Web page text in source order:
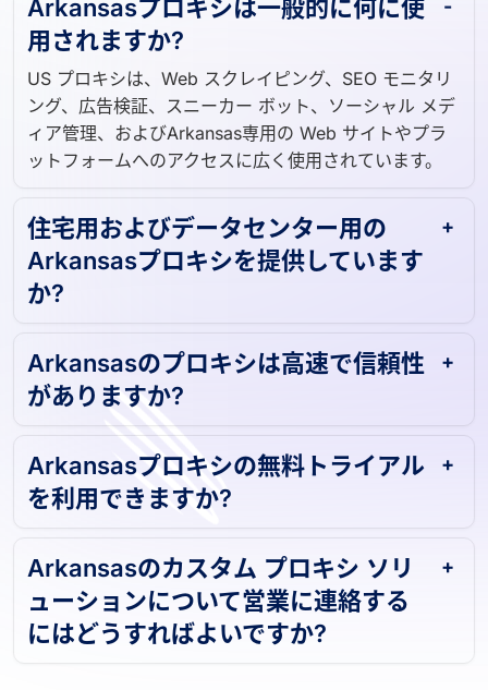
Arkansasプロキシは一般的に何に使
用されますか?
US プロキシは、Web スクレイピング、SEO モニタリ
ング、広告検証、スニーカー ボット、ソーシャル メデ
ィア管理、およびArkansas専用の Web サイトやプラ
ットフォームへのアクセスに広く使用されています。
住宅用およびデータセンター用の
Arkansasプロキシを提供しています
か?
Arkansasのプロキシは高速で信頼性
がありますか?
Arkansasプロキシの無料トライアル
を利用できますか?
Arkansasのカスタム プロキシ ソリ
ューションについて営業に連絡する
にはどうすればよいですか?